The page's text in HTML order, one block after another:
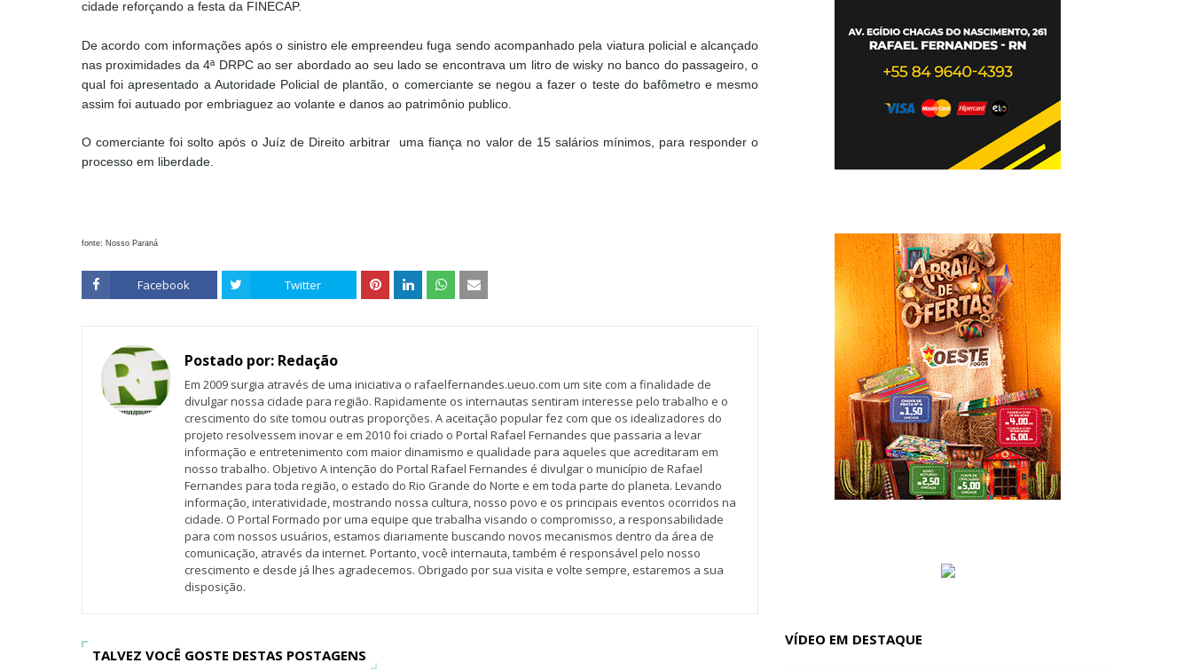
cidade reforçando a festa da FINECAP.
De acordo com informações após o sinistro ele empreendeu fuga sendo acompanhado pela viatura policial e alcançado
nas proximidades da 4ª DRPC ao ser abordado ao seu lado se encontrava um litro de wisky no banco do passageiro, o
qual foi apresentado a Autoridade Policial de plantão, o comerciante se negou a fazer o teste do bafômetroe mesmo
assim foi autuado por embriaguez ao volante e danos ao patrimônio publico.
O comerciante foi solto após o Juíz de Direito arbitrar uma fiança no valor de 15 salários mínimos , para responder o
processo em liberdade.
fonte: Nosso Paraná
Facebook Twitter
Postado por: Redação
Em 2009 surgia através de uma iniciativa o rafaelfernandes.ueuo.com um site com a finalidade de
divulgar nossa cidade para região. Rapidamente os internautas sentiram interesse pelo trabalho e o
crescimento do site tomou outras proporções. A aceitação popular fez com que os idealizadores do
projeto resolvessem inovar e em 2010 foi criado o Portal Rafael Fernandes que passaria a levar
informação e entretenimento com maior dinamismo e qualidade para aqueles que acreditaram em
nosso trabalho. Objetivo A intenção do Portal Rafael Fernandes é divulgar o município de Rafael
Fernandes para toda região, o estado do Rio Grande do Norte e em toda parte do planeta. Levando
informação, interatividade, mostrando nossa cultura, nosso povo e os principais eventos ocorridos na
cidade. O Portal Formado por uma equipe que trabalha visando o compromisso, a responsabilidade
para com nossos usuários, estamos diariamente buscando novos mecanismos dentro da área de
comunicação, através da internet. Portanto, você internauta, também é responsável pelo nosso
crescimento e desde já lhes agradecemos. Obrigado por sua visita e volte sempre, estaremos a sua
disposição.
TALVEZ VOCÊ GOSTE DESTAS POSTAGENS
VÍDEO EM DESTAQUE